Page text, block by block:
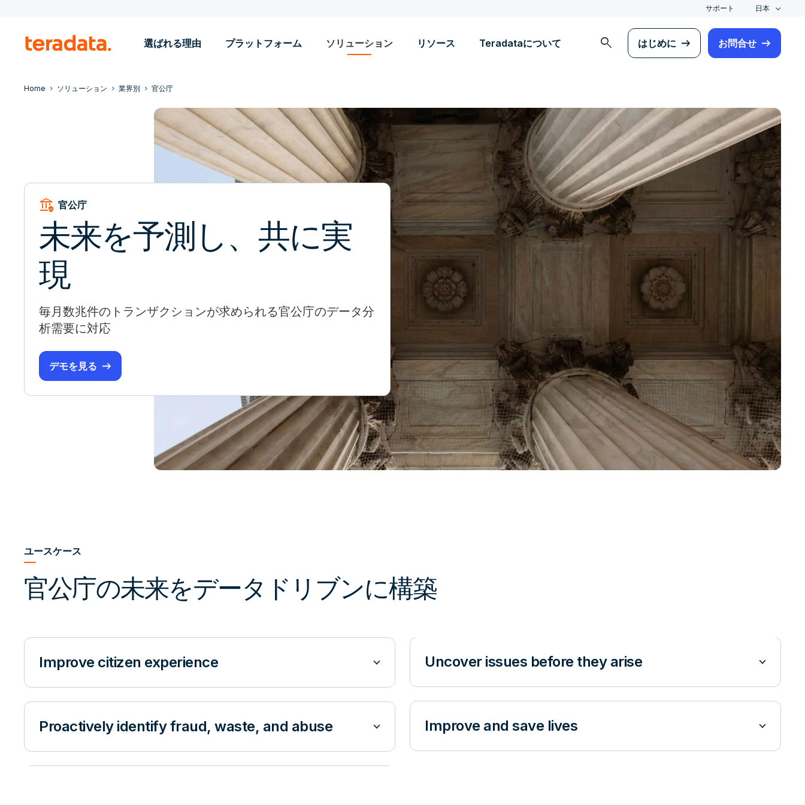
サポート 日本
選ばれる理由 プラットフォーム ソリューション リソース Teradataについて search はじめに お問合せ
Home ソリューション 業界別 官公庁
assured_workload 官公庁
未来を予測し、共に実
現
毎月数兆件のトランザクションが求められる官公庁のデータ分
析需要に対応
デモを見る
ユースケース
官公庁の未来をデータドリブンに構築
Improve citizen experience
Proactively identify fraud, waste, and abuse
Uncover issues before they arise
Improve and save lives